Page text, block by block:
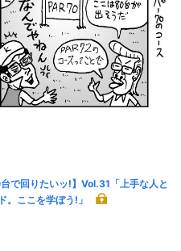
台で回りたいッ!】Vol.31「上手な人と
。ここを学ぼう!」